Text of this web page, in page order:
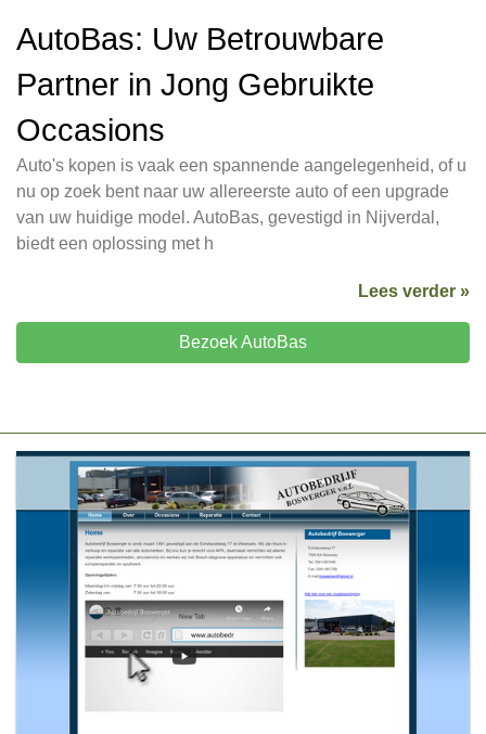
AutoBas: Uw Betrouwbare
Partner in Jong Gebruikte
Occasions
Auto's kopen is vaak een spannende aangelegenheid, of u
nu op zoek bent naar uw allereerste auto of een upgrade
van uw huidige model. AutoBas, gevestigd in Nijverdal,
biedt een oplossing met h
Lees verder »
Bezoek AutoBas